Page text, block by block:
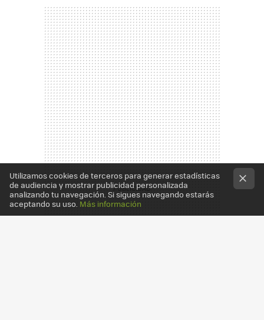
Utilizamos cookies de terceros para generar estadísticas
de audiencia y mostrar publicidad personalizada
analizando tu navegación. Si sigues navegando estarás
aceptando su uso. Más información